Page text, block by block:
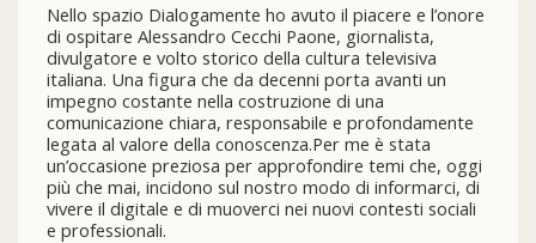
Nello spazio Dialogamente ho avuto il piacere e l’onore
di ospitare Alessandro Cecchi Paone, giornalista,
divulgatore e volto storico della cultura televisiva
italiana. Una figura che da decenni porta avanti un
impegno costante nella costruzione di una
comunicazione chiara, responsabile e profondamente
legata al valore della conoscenza.Per me è stata
un’occasione preziosa per approfondire temi che, oggi
più che mai, incidono sul nostro modo di informarci, di
vivere il digitale e di muoverci nei nuovi contesti sociali
e professionali.